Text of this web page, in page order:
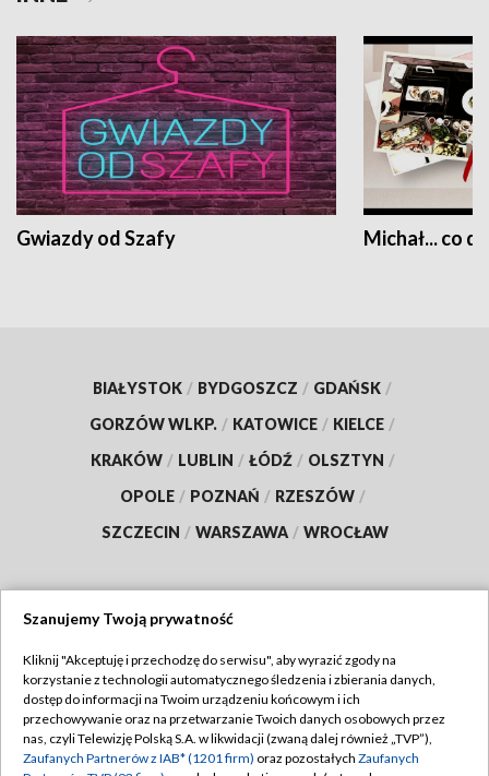
Gwiazdy od Szafy Michał... co
BIAŁYSTOK / BYDGOSZCZ / GDAŃSK /
GORZÓW WLKP. / KATOWICE / KIELCE /
KRAKÓW / LUBLIN / ŁÓDŹ / OLSZTYN /
OPOLE / POZNAŃ / RZESZÓW /
SZCZECIN / WARSZAWA / WROCŁAW
TVP
Abonament TVP
Emisja w TVP
Regulamin TVP
Polityka prywatności
Szanujemy Twoją prywatność
Kliknij "Akceptuję i przechodzę do serwisu", aby wyrazić zgody na
korzystanie z technologii automatycznego śledzenia i zbierania danych,
dostęp do informacji na Twoim urządzeniu końcowym i ich
przechowywanie oraz na przetwarzanie Twoich danych osobowych przez
nas, czyli Telewizję Polską S.A. w likwidacji (zwaną dalej również „TVP”),
Zaufanych Partnerów z IAB* (1201 firm) oraz pozostałych Zaufanych